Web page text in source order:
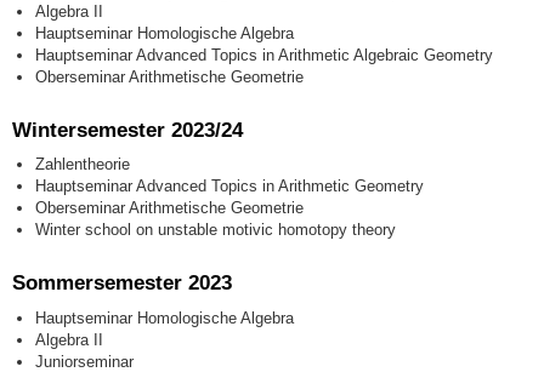
Algebra II
Hauptseminar Homologische Algebra
Hauptseminar Advanced Topics in Arithmetic Algebraic Geometry
Oberseminar Arithmetische Geometrie
Wintersemester 2023/24
Zahlentheorie
Hauptseminar Advanced Topics in Arithmetic Geometry
Oberseminar Arithmetische Geometrie
Winter school on unstable motivic homotopy theory
Sommersemester 2023
Hauptseminar Homologische Algebra
Algebra II
Juniorseminar